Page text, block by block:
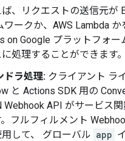
、リクエストの送信元が
ワークか、AWS Lambda か
on Google プラットフォー
処理することができます。
ドラ処理: クライアント ラ
と Actions SDK 用の
Webhook API がサービス
フルフィルメント
して、 グローバル app